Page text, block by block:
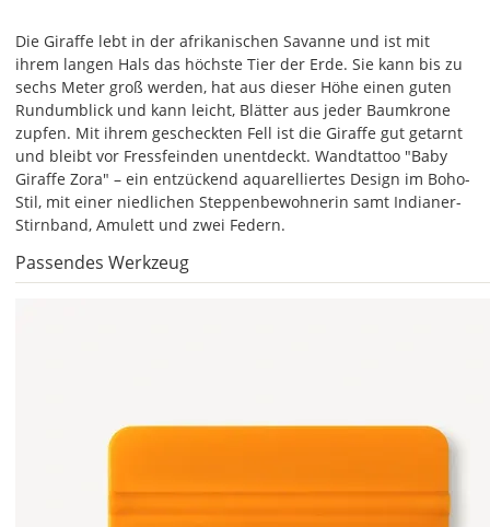
Soll
das
Wandtattoo
gespiegelt
werden?
Bild
Lieferzeit
Passendes Werkzeug
Die Giraffe lebt in der afrikanischen Savanne und ist mit
ihrem langen Hals das höchste Tier der Erde. Sie kann bis zu
sechs Meter groß werden, hat aus dieser Höhe einen guten
Rundumblick und kann leicht, Blätter aus jeder Baumkrone
zupfen. Mit ihrem gescheckten Fell ist die Giraffe gut getarnt
und bleibt vor Fressfeinden unentdeckt. Wandtattoo "Baby
Giraffe Zora" – ein entzückend aquarelliertes Design im Boho-
Stil, mit einer niedlichen Steppenbewohnerin samt Indianer-
Stirnband, Amulett und zwei Federn.